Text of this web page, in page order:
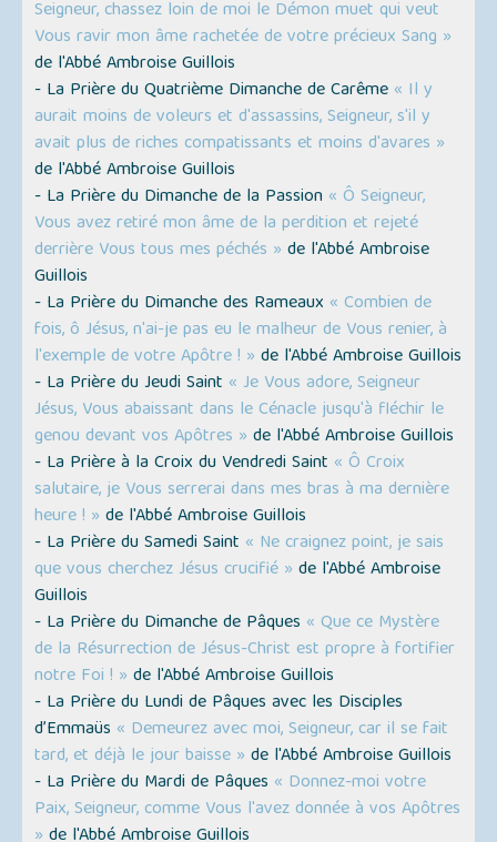
Seigneur, chassez loin de moi le Démon muet qui veut
Vous ravir mon âme rachetée de votre précieux Sang »
de l'Abbé Ambroise Guillois
- La Prière du Quatrième Dimanche de Carême « Il y
aurait moins de voleurs et d'assassins, Seigneur, s'il y
avait plus de riches compatissants et moins d'avares »
de l'Abbé Ambroise Guillois
- La Prière du Dimanche de la Passion « Ô Seigneur,
Vous avez retiré mon âme de la perdition et rejeté
derrière Vous tous mes péchés » de l'Abbé Ambroise
Guillois
- La Prière du Dimanche des Rameaux « Combien de
fois, ô Jésus, n'ai-je pas eu le malheur de Vous renier, à
l'exemple de votre Apôtre ! » de l'Abbé Ambroise Guillois
- La Prière du Jeudi Saint « Je Vous adore, Seigneur
Jésus, Vous abaissant dans le Cénacle jusqu'à fléchir le
genou devant vos Apôtres » de l'Abbé Ambroise Guillois
- La Prière à la Croix du Vendredi Saint « Ô Croix
salutaire, je Vous serrerai dans mes bras à ma dernière
heure ! » de l'Abbé Ambroise Guillois
- La Prière du Samedi Saint « Ne craignez point, je sais
que vous cherchez Jésus crucifié » de l'Abbé Ambroise
Guillois
- La Prière du Dimanche de Pâques « Que ce Mystère
de la Résurrection de Jésus-Christ est propre à fortifier
notre Foi ! » de l'Abbé Ambroise Guillois
- La Prière du Lundi de Pâques avec les Disciples
d’Emmaüs « Demeurez avec moi, Seigneur, car il se fait
tard, et déjà le jour baisse » de l'Abbé Ambroise Guillois
- La Prière du Mardi de Pâques « Donnez-moi votre
Paix, Seigneur, comme Vous l'avez donnée à vos Apôtres